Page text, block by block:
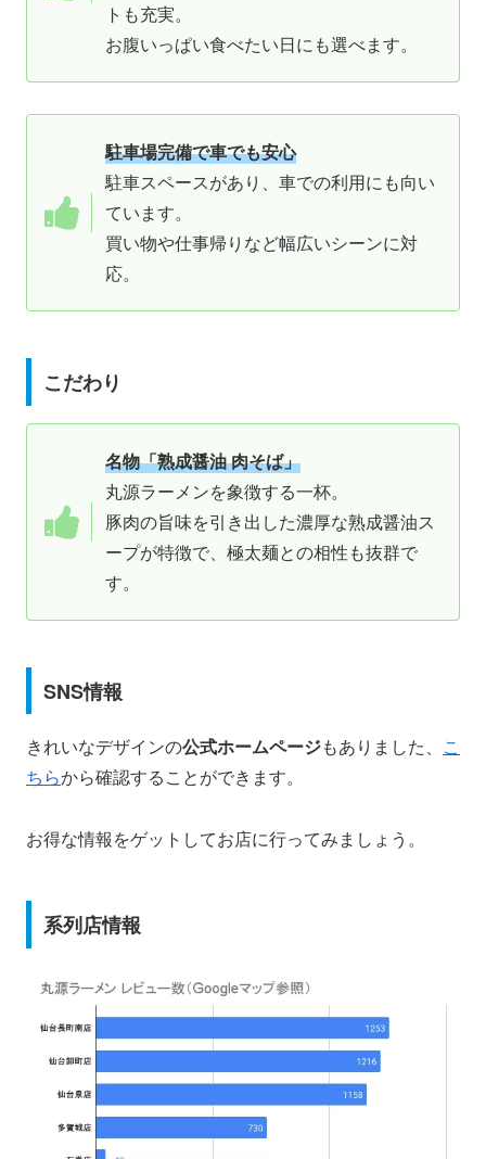
トも充実。
お腹いっぱい食べたい日にも選べます。
駐車場完備で車でも安心
駐車スペースがあり、車での利用にも向い
ています。
買い物や仕事帰りなど幅広いシーンに対
応。
こだわり
名物「熟成醤油 肉そば」
丸源ラーメンを象徴する一杯。
豚肉の旨味を引き出した濃厚な熟成醤油ス
ープが特徴で、極太麺との相性も抜群で
す。
SNS情報
きれいなデザインの公式ホームページもありました、 こ
ちらから確認することができます。
お得な情報をゲットしてお店に行ってみましょう。
系列店情報